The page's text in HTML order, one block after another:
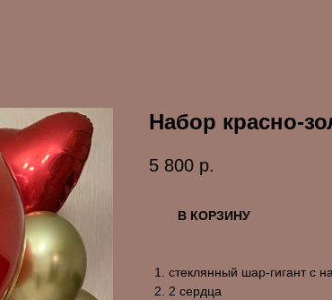
Набор красно-
5 800 р.
В КОРЗИНУ
стеклянный шар-гигант с
2 сердца